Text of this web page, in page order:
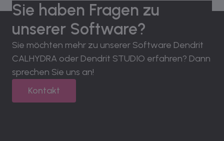
Sie haben Fragen zu
unserer Software?
Sie möchten mehr zu unserer Software Dendrit
CALHYDRA oder Dendrit STUDIO erfahren? Dann
sprechen Sie uns an!
Kontakt